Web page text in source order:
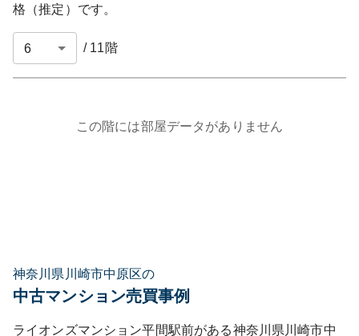
格（推定）です。
/ 11 階
この階には部屋データがありません
神奈川県川崎市中原区の
中古マンション売買事例
ライオンズマンション平間駅前がある神奈川県 川崎市中